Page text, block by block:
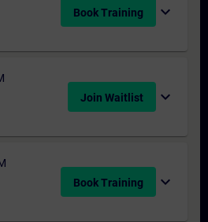
Book Training expand_more
Join Waitlist expand_more
Book Training expand_more